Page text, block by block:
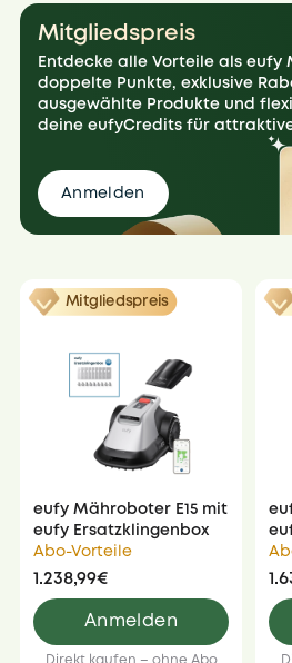
Mitgliedspreis
Entdecke alle Vorteile als eufy
doppelte Punkte, exklusive
ausgewählte Produkte und
deine eufyCredits für
Anmelden
Mitgliedspreis
eufy Mähroboter E15 mit
eufy Ersatzklingenbox
Abo-Vorteile
1.238,99€
Anmelden
Direkt kaufen – ohne Abo